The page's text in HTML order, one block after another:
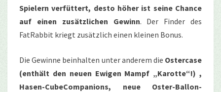
Spielern verfüttert, desto höher ist seine Chance
auf einen zusätzlichen Gewinn. Der Finder des
FatRabbit kriegt zusätzlich einen kleinen Bonus.
Die Gewinne beinhalten unter anderem die Ostercase
(enthält den neuen Ewigen Mampf „Karotte“!) ,
Hasen-CubeCompanions, neue Oster-Ballon-